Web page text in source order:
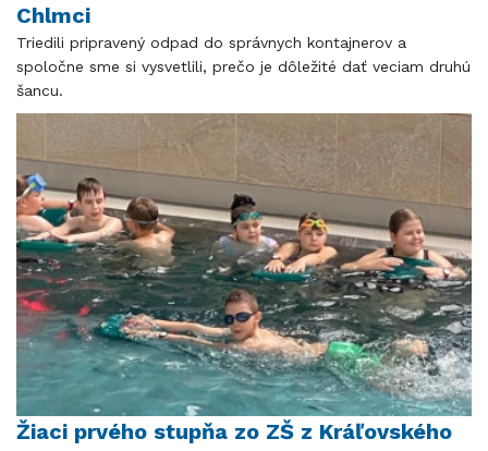
Chlmci
Triedili pripravený odpad do správnych kontajnerov a
spoločne sme si vysvetlili, prečo je dôležité dať veciam druhú
šancu.
Žiaci prvého stupňa zo ZŠ z Kráľovského